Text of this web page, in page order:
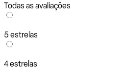
Todas as avaliações
5 estrelas
4 estrelas